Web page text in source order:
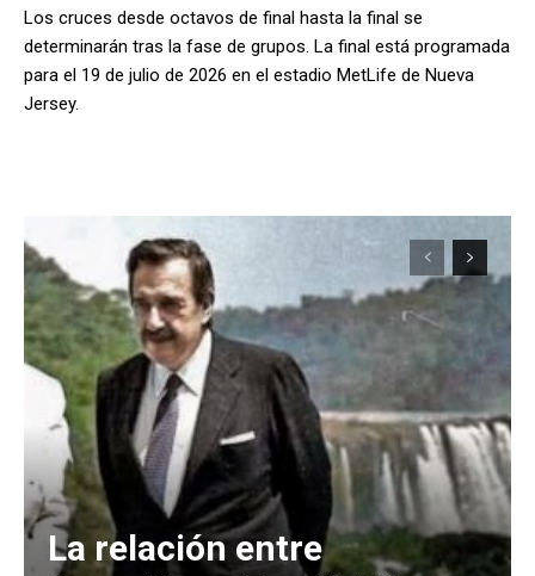
Los cruces desde octavos de final hasta la final se
determinarán tras la fase de grupos. La final está programada
para el 19 de julio de 2026 en el estadio MetLife de Nueva
Jersey.
La relación entre